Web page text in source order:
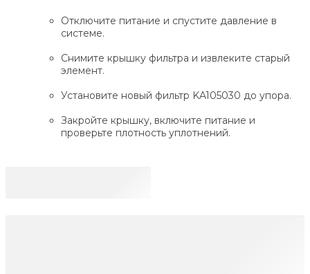
Отключите питание и спустите давление в
системе.
Снимите крышку фильтра и извлеките старый
элемент.
Установите новый фильтр KA105030 до упора.
Закройте крышку, включите питание и
проверьте плотность уплотнений.